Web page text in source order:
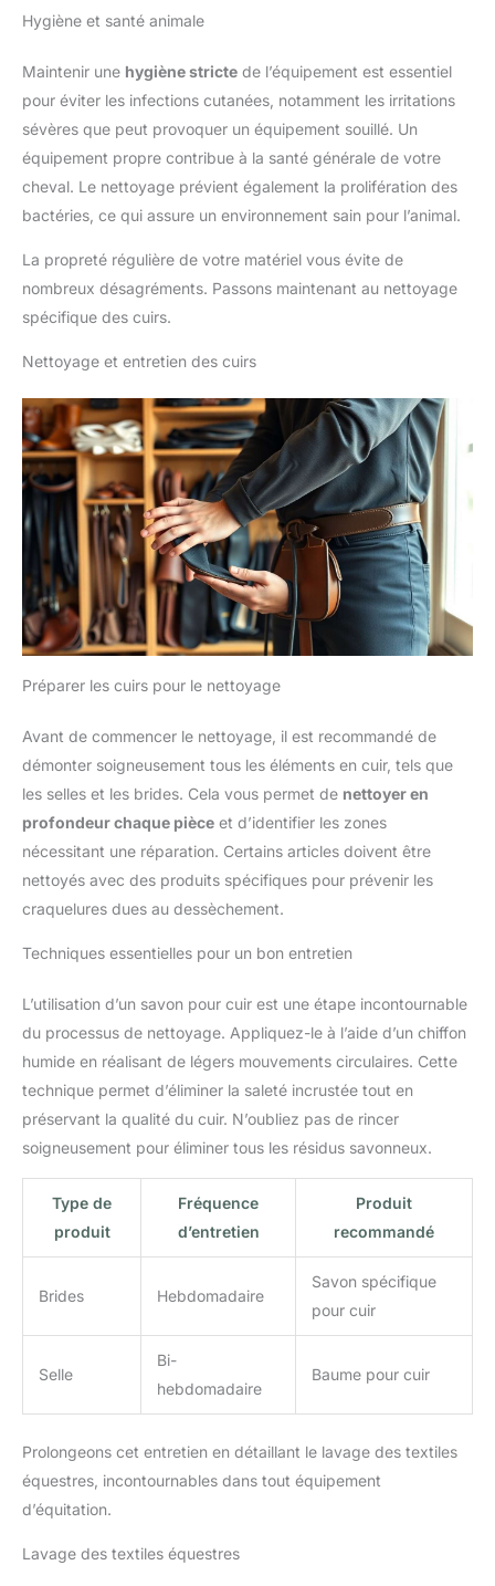
Hygiène et santé animale
Maintenir une hygiène stricte de l’équipement est essentiel
pour éviter les infections cutanées, notamment les irritations
sévères que peut provoquer un équipement souillé. Un
équipement propre contribue à la santé générale de votre
cheval. Le nettoyage prévient également la prolifération des
bactéries, ce qui assure un environnement sain pour l’animal.
La propreté régulière de votre matériel vous évite de
nombreux désagréments. Passons maintenant au nettoyage
spécifique des cuirs.
Nettoyage et entretien des cuirs
Préparer les cuirs pour le nettoyage
Avant de commencer le nettoyage, il est recommandé de
démonter soigneusement tous les éléments en cuir, tels que
les selles et les brides. Cela vous permet de nettoyer en
profondeur chaque pièce et d’identifier les zones
nécessitant une réparation. Certains articles doivent être
nettoyés avec des produits spécifiques pour prévenir les
craquelures dues au dessèchement.
Techniques essentielles pour un bon entretien
L’utilisation d’un savon pour cuir est une étape incontournable
du processus de nettoyage. Appliquez-le à l’aide d’un chiffon
humide en réalisant de légers mouvements circulaires. Cette
technique permet d’éliminer la saleté incrustée tout en
préservant la qualité du cuir. N’oubliez pas de rincer
soigneusement pour éliminer tous les résidus savonneux.
Type de
produit
Fréquence
d’entretien
Produit
recommandé
Brides Hebdomadaire
Savon spécifique
pour cuir
Selle
Bi-
hebdomadaire
Baume pour cuir
Prolongeons cet entretien en détaillant le lavage des textiles
équestres, incontournables dans tout équipement
d’équitation.
Lavage des textiles équestres